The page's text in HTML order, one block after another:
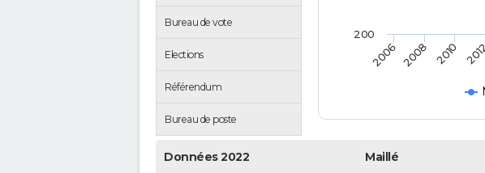
Bureau de vote
Elections
Référendum
Bureau de poste
2006 2008 2010
200
Données 2022 Maillé